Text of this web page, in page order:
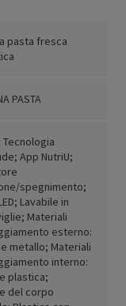
pasta fresca
PASTA
App NutriU;
spegnimento;
Lavabile in
Materiali
esterno:
metallo; Materiali
interno:
plastica;
del corpo